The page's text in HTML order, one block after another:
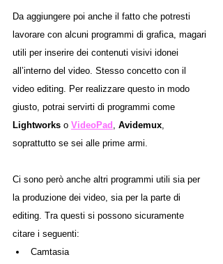
Da aggiungere poi anche il fatto che potresti
lavorare con alcuni programmi di grafica, magari
utili per inserire dei contenuti visivi idonei
all’interno del video. Stesso concetto con il
video editing. Per realizzare questo in modo
giusto, potrai servirti di programmi come
Lightworks o VideoPad , Avidemux,
soprattutto se sei alle prime armi.
Ci sono però anche altri programmi utili sia per
la produzione dei video, sia per la parte di
editing. Tra questi si possono sicuramente
citare i seguenti:
Camtasia